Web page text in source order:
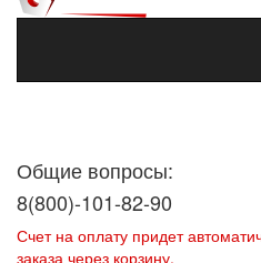
Общие вопросы:
8(800)-101-82-90
Счет на оплату придет
заказа через корзину.